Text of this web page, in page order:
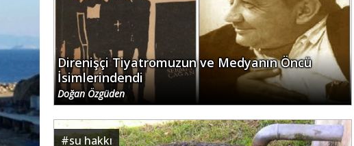
Direnişçi Tiyatromuzun ve Medyanın Öncü
İsimlerindendi
Doğan Özgüden
#su hakkı